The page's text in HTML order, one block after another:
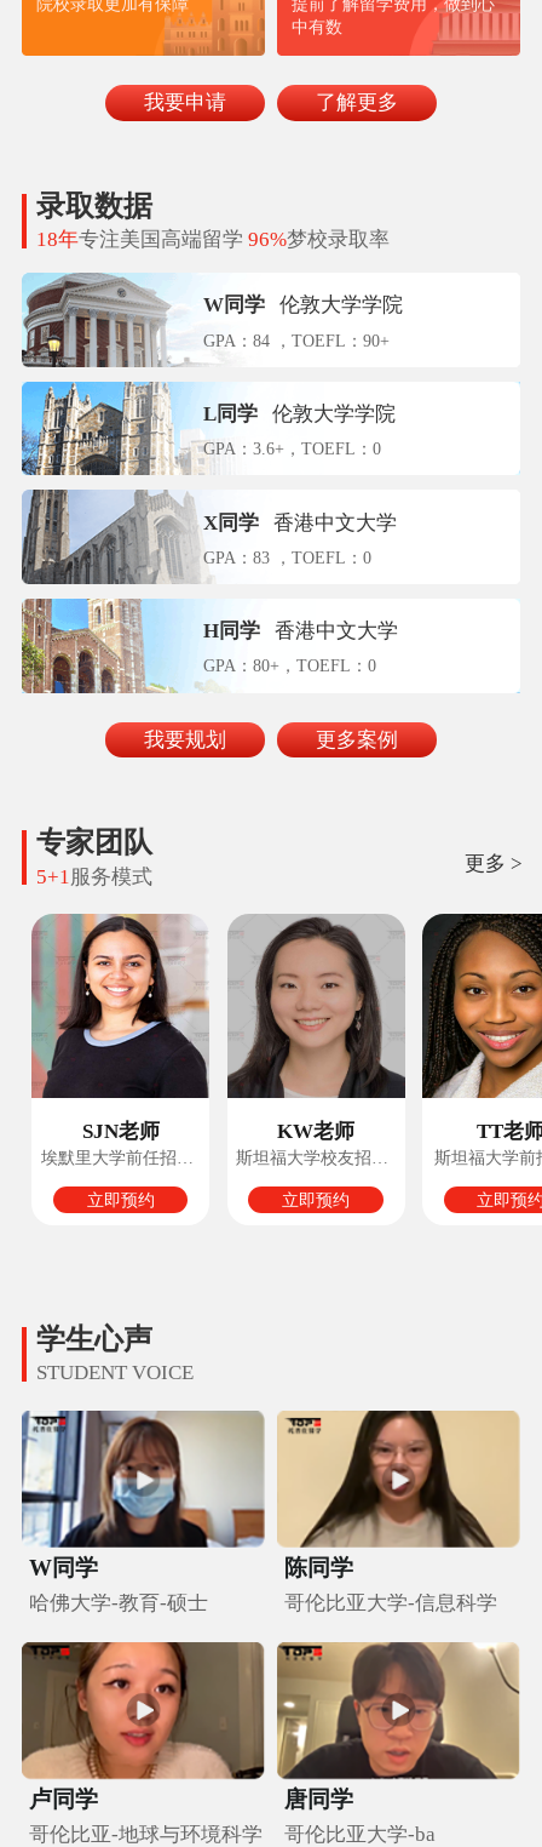
中有数
我要申请 了解更多
录取数据
18年专注美国高端留学 96%梦校录取率
W同学 伦敦大学学院
GPA：84 ，TOEFL：90+
L同学 伦敦大学学院
GPA：3.6+，TOEFL：0
X同学 香港中文大学
GPA：83 ，TOEFL：0
H同学 香港中文大学
GPA：80+，TOEFL：0
我要规划 更多案例
更多 >
专家团队
5+1 服务模式
SJN老师
埃默里大学前任招生官
立即预约
KW老师
斯坦福大学校友招生官
立即预约
TT老
斯坦福大学前
立即预
学生心声
STUDENT VOICE
W同学
哈佛大学-教育-硕士
陈同学
哥伦比亚大学-信息科学
卢同学
哥伦比亚-地球与环境科学
唐同学
哥伦比亚大学-ba